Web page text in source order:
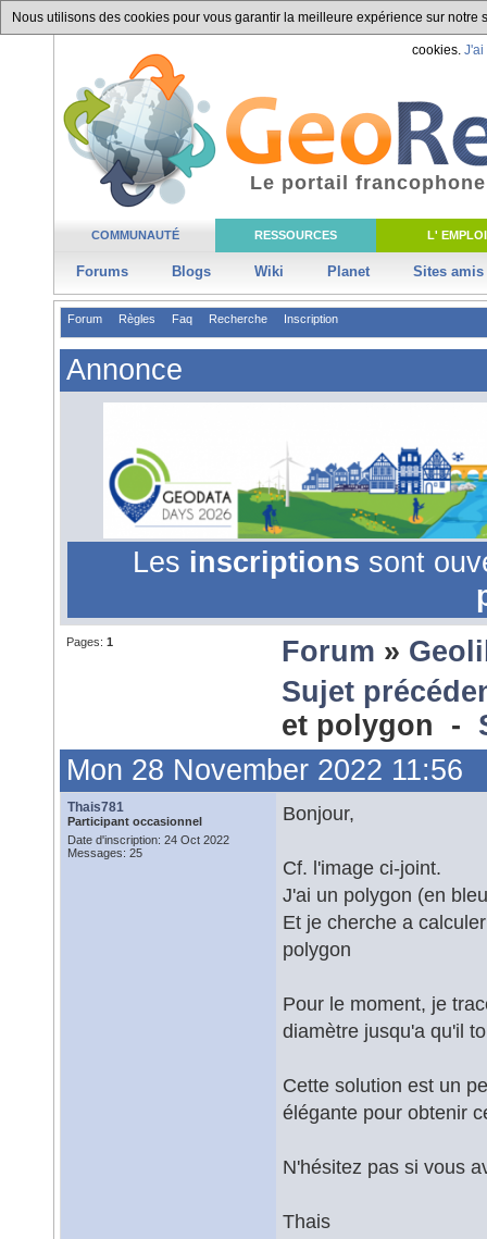
Nous utilisons des cookies pour vous garantir la meilleure expérience sur
cookies. J'ai
COMMUNAUTÉ RESSOURCES L' EMPLOI
Forums Blogs Wiki Planet Sites amis
Le portail
Forum Règles Faq Recherche Inscription
Annonce
Les inscriptions sont
Pages: 1 Forum »
Sujet
et polygon -
Mon 28 November 2022 11:56
Thais781
Participant occasionnel
Date d'inscription: 24 Oct 2022
Messages: 25
Bonjour,
Cf. l'image ci-joint.
J'ai un polygon (en
Et je cherche a
polygon
Pour le moment, je
diamètre jusqu'a qu'il
Cette solution est un
élégante pour obtenir
N'hésitez pas si vous
Thais